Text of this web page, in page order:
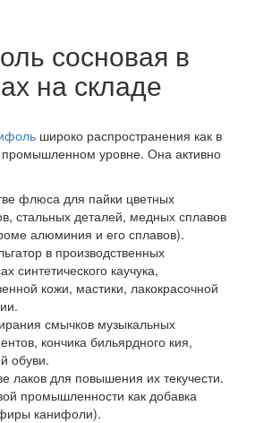
сосновая в
на складе
широко распространения как в
промышленном уровне. Она активно
флюса для пайки цветных
стальных деталей, медных сплавов
алюминия и его сплавов).
в производственных
синтетического каучука,
кожи, мастики, лакокрасочной
смычков музыкальных
кончика бильярдного кия,
обуви.
лаков для повышения их текучести.
промышленности как добавка
канифоли).